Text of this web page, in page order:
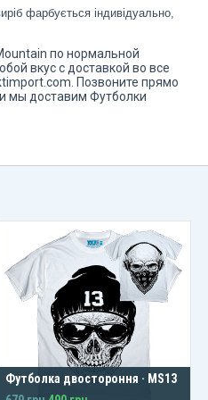
фарбується індивідуально,
по нормальной
вкус с доставкой во все
Позвоните прямо
мы доставим Футболки
Футболка двостороння · MS13